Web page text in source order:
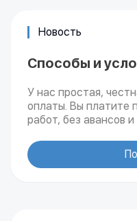
Новость
Способы и
У нас простая,
оплаты. Вы платите
работ, без авансов